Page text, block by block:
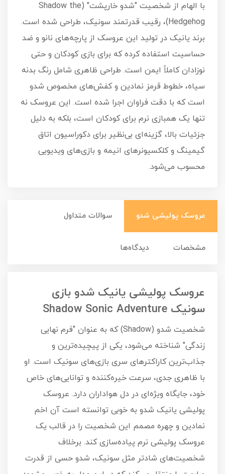
با الهام از شخصیت "شدو خارپشت" (Shadow the
Hedgehog)، رقیب قدرتمند سونیک، طراحی شده است.
برند یانیک در تولید این عروسک از پارچه‌های نانو و ضد
حساسیت استفاده کرده که برای بازی کودکان و حتی
نوزادان کاملاً ایمن است. طراحی ظاهری شامل رنگ بدنه
سیاه، خطوط قرمز نمادین و کفش‌های مخصوص شدو
است که با دقت فراوان اجرا شده است. این عروسک نه
تنها یک همبازی نرم برای کودکان است، بلکه به دلیل
جزئیات بالا، گزینه‌ای بی‌نظیر برای دکوراسیون اتاق
گیمینگ و کلکسیونرهای انیمه و بازی‌های ویدیویی
محسوب می‌شود.
عروسک پولیشی شدو سوالات متداول
مشخصات دیدگاه‌ها
عروسک پولیشی یانیک شدو بازی
سونیک Shadow Sonic Adventure
شخصیت شدو (Shadow) که به عنوان "فرم نهایی
زندگی" شناخته می‌شود، یکی از پیچیده‌ترین و
جذاب‌ترین کاراکترهای سری بازی‌های سونیک است. او
با ظاهری جدی، سرعت خیره‌کننده و توانایی‌های خاص
خود، جایگاه ویژه‌ای در دل هواداران دارد. عروسک
پولیشی یانیک شدو به خوبی توانسته است آن اخم
نمادین و چهره مصمم این شخصیت را در قالب یک
عروسک پولیشی نرم پیاده‌سازی کند. برخلاف
شخصیت‌های شادتر مثل سونیک، شدو حسی از قدرت